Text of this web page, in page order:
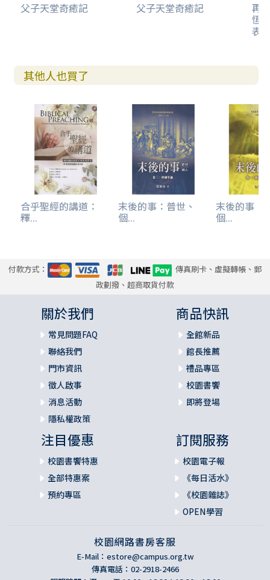
父子天堂奇癒記 父子天堂奇癒記 再
恆
表
其他人也買了
合乎聖經的講道：
釋...
末後的事：普世、
個...
末後的事：
個...
付款方式：
傳真刷卡、虛擬轉帳、郵
政劃撥、超商取貨付款
關於我們
常見問題FAQ
聯絡我們
門市資訊
徵人啟事
消息活動
隱私權政策
商品快訊
全館新品
館長推薦
禮品專區
校園書饗
即將登場
注目優惠
校園書饗特惠
全部特惠案
預約專區
訂閱服務
校園電子報
《每日活水》
《校園雜誌》
OPEN學習
校園網路書房客服
E-Mail： estore@campus.org.tw
傳真電話：02-2918-2466